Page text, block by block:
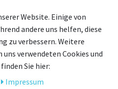
GEFALLEN
Website. Einige von
andere uns helfen, diese
zu verbessern. Weitere
verwendeten Cookies und
Sie hier:
Impressum